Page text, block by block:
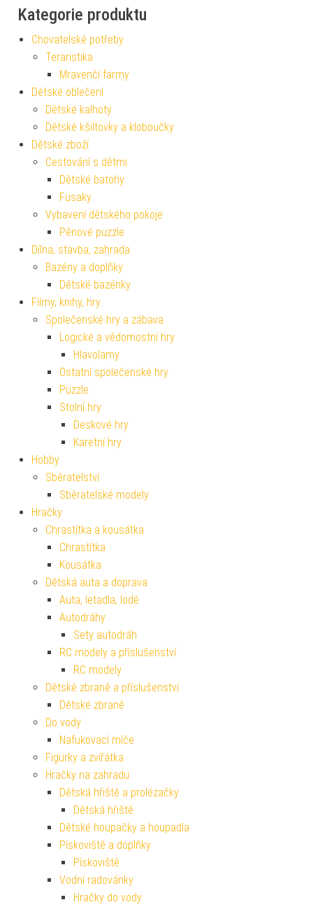
Kategorie produktu
Chovatelské potřeby
Teraristika
Mravenčí farmy
Dětské oblečení
Dětské kalhoty
Dětské kšiltovky a kloboučky
Dětské zboží
Cestování s dětmi
Dětské batohy
Fusaky
Vybavení dětského pokoje
Pěnové puzzle
Dílna, stavba, zahrada
Bazény a doplňky
Dětské bazénky
Filmy, knihy, hry
Společenské hry a zábava
Logické a vědomostní hry
Hlavolamy
Ostatní společenské hry
Puzzle
Stolní hry
Deskové hry
Karetní hry
Hobby
Sběratelství
Sběratelské modely
Hračky
Chrastítka a kousátka
Chrastítka
Kousátka
Dětská auta a doprava
Auta, letadla, lodě
Autodráhy
Sety autodráh
RC modely a příslušenství
RC modely
Dětské zbraně a příslušenství
Dětské zbraně
Do vody
Nafukovací míče
Figurky a zvířátka
Hračky na zahradu
Dětská hřiště a prolézačky
Dětská hřiště
Dětské houpačky a houpadla
Pískoviště a doplňky
Pískoviště
Vodní radovánky
Hračky do vody